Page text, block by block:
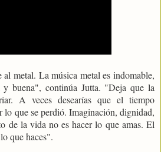
metal. La música metal es indomable,
buena", continúa Jutta. "Deja que la
A veces desearías que el tiempo
lo que se perdió. Imaginación, dignidad,
de la vida no es hacer lo que amas. El
que haces".